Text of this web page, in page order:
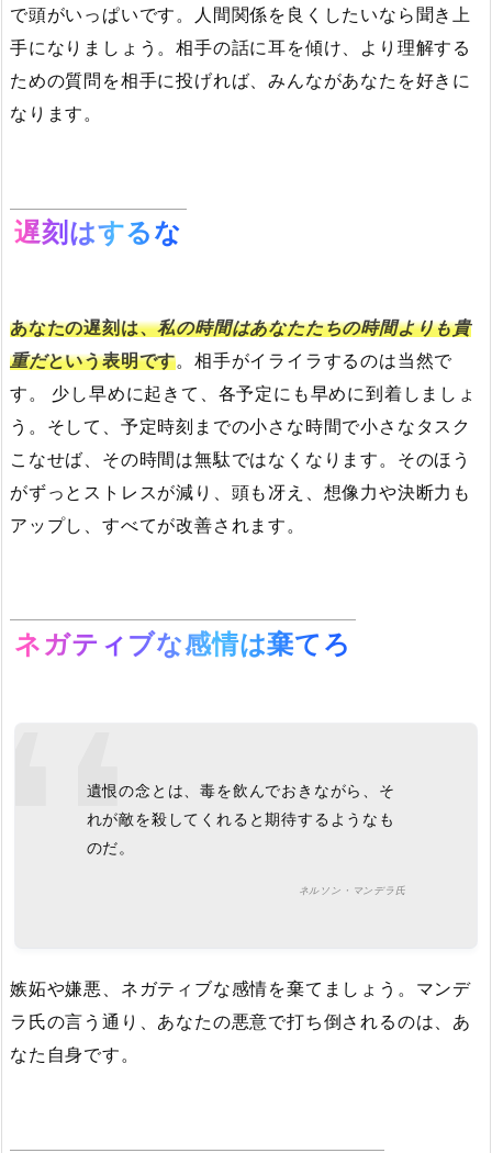
で頭がいっぱいです。人間関係を良くしたいなら聞き上
手になりましょう。相手の話に耳を傾け、より理解する
ための質問を相手に投げれば、みんながあなたを好きに
なります。
遅刻はするな
あなたの遅刻は、私の時間はあなたたちの時間よりも貴
重だという表明です。相手がイライラするのは当然で
す。 少し早めに起きて、各予定にも早めに到着しましょ
う。そして、予定時刻までの小さな時間で小さなタスク
こなせば、その時間は無駄ではなくなります。そのほう
がずっとストレスが減り、頭も冴え、想像力や決断力も
アップし、すべてが改善されます。
ネガティブな感情は棄てろ
遺恨の念とは、毒を飲んでおきながら、そ
れが敵を殺してくれると期待するようなも
のだ。
ネルソン・マンデラ氏
嫉妬や嫌悪、ネガティブな感情を棄てましょう。マンデ
ラ氏の言う通り、あなたの悪意で打ち倒されるのは、あ
なた自身です。